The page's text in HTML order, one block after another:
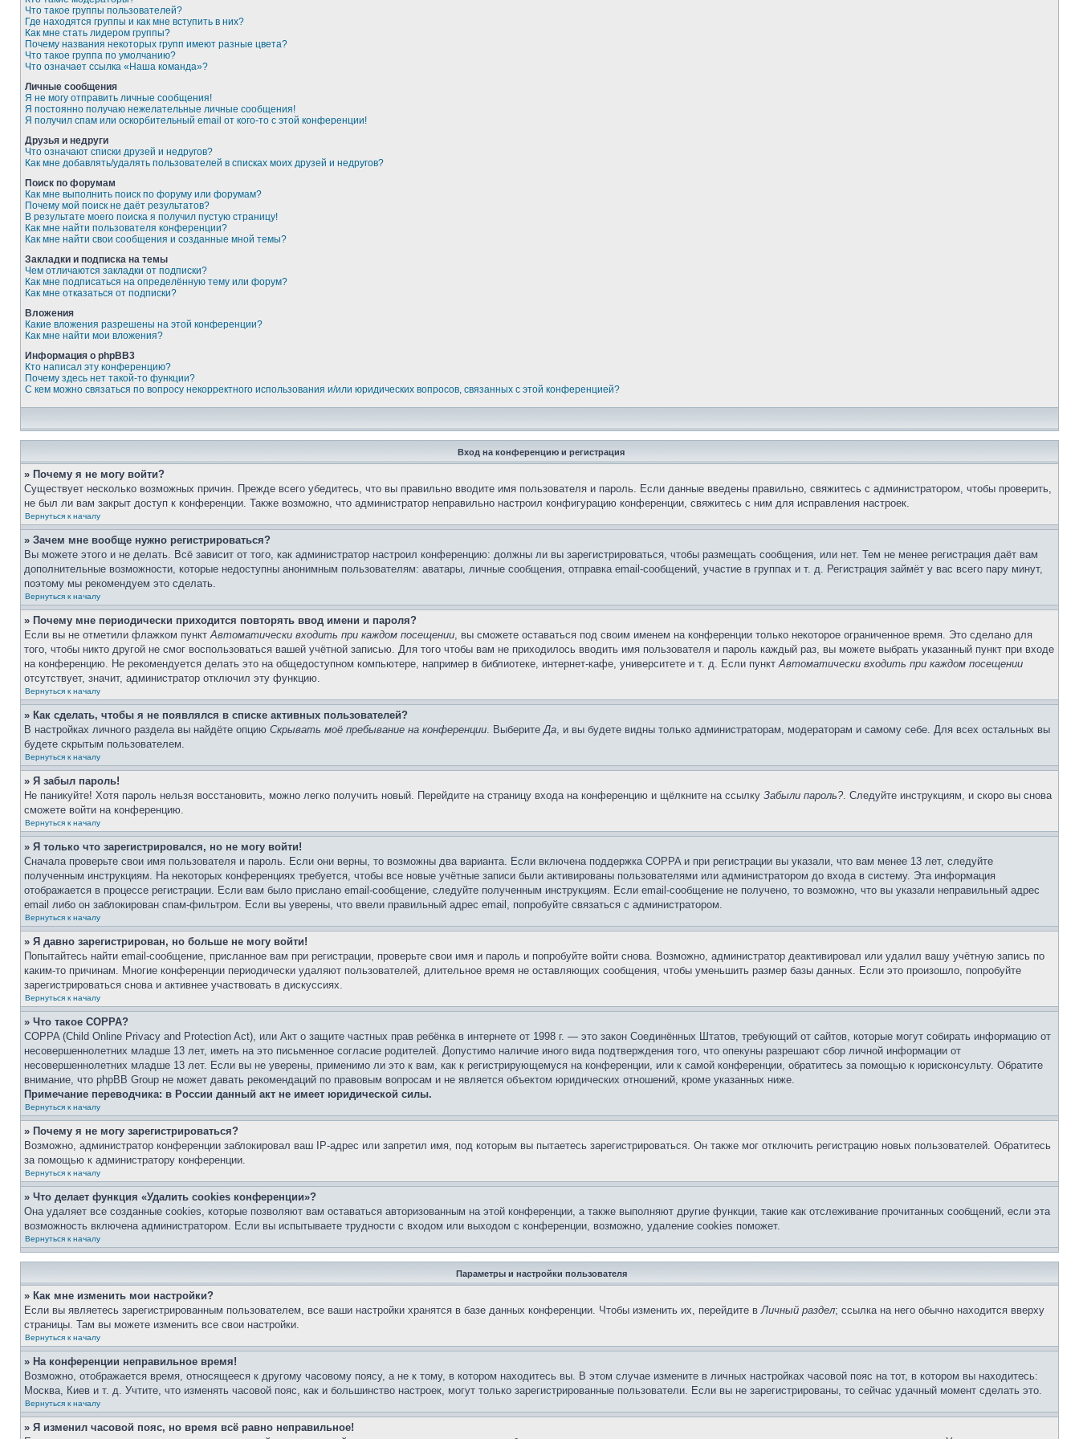
Что такое группы пользователей?
Где находятся группы и как мне вступить в них?
Как мне стать лидером группы?
Почему названия некоторых групп имеют разные цвета?
Что такое группа по умолчанию?
Что означает ссылка «Наша команда»?
Личные сообщения
Я не могу отправить личные сообщения!
Я постоянно получаю нежелательные личные сообщения!
Я получил спам или оскорбительный email от кого-то с этой конференции!
Друзья и недруги
Что означают списки друзей и недругов?
Как мне добавлять/удалять пользователей в списках моих друзей и недругов?
Поиск по форумам
Как мне выполнить поиск по форуму или форумам?
Почему мой поиск не даёт результатов?
В результате моего поиска я получил пустую страницу!
Как мне найти пользователя конференции?
Как мне найти свои сообщения и созданные мной темы?
Закладки и подписка на темы
Чем отличаются закладки от подписки?
Как мне подписаться на определённую тему или форум?
Как мне отказаться от подписки?
Вложения
Какие вложения разрешены на этой конференции?
Как мне найти мои вложения?
Информация о phpBB3
Кто написал эту конференцию?
Почему здесь нет такой-то функции?
С кем можно связаться по вопросу некорректного использования и/или юридических вопросов, связанных с этой конференцией?
Вход на конференцию и регистрация
» Почему я не могу войти?
Существует несколько возможных причин. Прежде всего убедитесь, что вы правильно вводите имя пользователя и пароль. Если данные введены правильно, свяжитесь с администратором, чтобы проверить,
не был ли вам закрыт доступ к конференции. Также возможно, что администратор неправильно настроил конфигурацию конференции, свяжитесь с ним для исправления настроек.
Вернуться к началу
» Зачем мне вообще нужно регистрироваться?
Вы можете этого и не делать. Всё зависит от того, как администратор настроил конференцию: должны ли вы зарегистрироваться, чтобы размещать сообщения, или нет. Тем не менее регистрация даёт вам
дополнительные возможности, которые недоступны анонимным пользователям: аватары, личные сообщения, отправка email-сообщений, участие в группах и т. д. Регистрация займёт у вас всего пару минут,
поэтому мы рекомендуем это сделать.
Вернуться к началу
» Почему мне периодически приходится повторять ввод имени и пароля?
Если вы не отметили флажком пунктАвтоматически входить при каждом посещении, вы сможете оставаться под своим именем на конференции только некоторое ограниченное время. Это сделано для
того, чтобы никто другой не смог воспользоваться вашей учётной записью. Для того чтобы вам не приходилось вводить имя пользователя и пароль каждый раз, вы можете выбрать указанный пункт при входе
на конференцию. Не рекомендуется делать это на общедоступном компьютере, например в библиотеке, интернет-кафе, университете и т. д. Если пунктАвтоматически входить при каждом посещении
отсутствует, значит, администратор отключил эту функцию.
Вернуться к началу
» Как сделать, чтобы я не появлялся в списке активных пользователей?
В настройках личного раздела вы найдёте опцию Скрывать моё пребывание на конференции. ВыберитеДа, и вы будете видны только администраторам, модераторам и самому себе. Для всех остальных вы
будете скрытым пользователем.
Вернуться к началу
» Я забыл пароль!
Не паникуйте! Хотя пароль нельзя восстановить, можно легко получить новый. Перейдите на страницу входа на конференцию и щёлкните на ссылку Забыли пароль?. Следуйте инструкциям, и скоро вы снова
сможете войти на конференцию.
Вернуться к началу
» Я только что зарегистрировался, но не могу войти!
Сначала проверьте свои имя пользователя и пароль. Если они верны, то возможны два варианта. Если включена поддержка COPPA и при регистрации вы указали, что вам менее 13 лет, следуйте
полученным инструкциям. На некоторых конференциях требуется, чтобы все новые учётные записи были активированы пользователями или администратором до входа в систему. Эта информация
отображается в процессе регистрации. Если вам было прислано email-сообщение, следуйте полученным инструкциям. Если email-сообщение не получено, то возможно, что вы указали неправильный адрес
email либо он заблокирован спам-фильтром. Если вы уверены, что ввели правильный адрес email, попробуйте связаться с администратором.
Вернуться к началу
» Я давно зарегистрирован, но больше не могу войти!
Попытайтесь найти email-сообщение, присланное вам при регистрации, проверьте свои имя и пароль и попробуйте войти снова. Возможно, администратор деактивировал или удалил вашу учётную запись по
каким-то причинам. Многие конференции периодически удаляют пользователей, длительное время не оставляющих сообщения, чтобы уменьшить размер базы данных. Если это произошло, попробуйте
зарегистрироваться снова и активнее участвовать в дискуссиях.
Вернуться к началу
» Что такое COPPA?
COPPA (Child Online Privacy and Protection Act), или Акт о защите частных прав ребёнка в интернете от 1998 г. — это закон Соединённых Штатов, требующий от сайтов, которые могут собирать информацию от
несовершеннолетних младше 13 лет, иметь на это письменное согласие родителей. Допустимо наличие иного вида подтверждения того, что опекуны разрешают сбор личной информации от
несовершеннолетних младше 13 лет. Если вы не уверены, применимо ли это к вам, как к регистрирующемуся на конференции, или к самой конференции, обратитесь за помощью к юрисконсульту. Обратите
внимание, что phpBB Group не может давать рекомендаций по правовым вопросам и не является объектом юридических отношений, кроме указанных ниже.
Примечание переводчика: в России данный акт не имеет юридической силы.
Вернуться к началу
» Почему я не могу зарегистрироваться?
Возможно, администратор конференции заблокировал ваш IP-адрес или запретил имя, под которым вы пытаетесь зарегистрироваться. Он также мог отключить регистрацию новых пользователей. Обратитесь
за помощью к администратору конференции.
Вернуться к началу
» Что делает функция «Удалить cookies конференции»?
Она удаляет все созданные cookies, которые позволяют вам оставаться авторизованным на этой конференции, а также выполняют другие функции, такие как отслеживание прочитанных сообщений, если эта
возможность включена администратором. Если вы испытываете трудности с входом или выходом с конференции, возможно, удаление cookies поможет.
Вернуться к началу
Параметры и настройки пользователя
» Как мне изменить мои настройки?
Если вы являетесь зарегистрированным пользователем, все ваши настройки хранятся в базе данных конференции. Чтобы изменить их, перейдите вЛичный раздел; ссылка на него обычно находится вверху
страницы. Там вы можете изменить все свои настройки.
Вернуться к началу
» На конференции неправильное время!
Возможно, отображается время, относящееся к другому часовому поясу, а не к тому, в котором находитесь вы. В этом случае измените в личных настройках часовой пояс на тот, в котором вы находитесь:
Москва, Киев и т. д. Учтите, что изменять часовой пояс, как и большинство настроек, могут только зарегистрированные пользователи. Если вы не зарегистрированы, то сейчас удачный момент сделать это.
Вернуться к началу
» Я изменил часовой пояс, но время всё равно неправильное!